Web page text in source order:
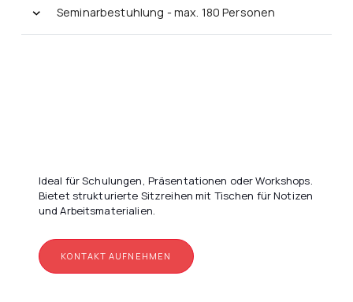
Seminarbestuhlung - max. 180 Personen
Ideal für Schulungen, Präsentationen oder Workshops.
Bietet strukturierte Sitzreihen mit Tischen für Notizen
und Arbeitsmaterialien.
KONTAKT AUFNEHMEN